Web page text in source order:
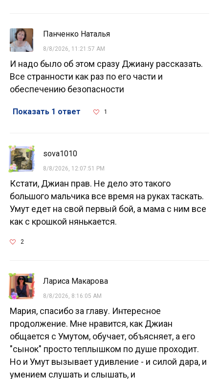
Панченко Наталья
8/8/2026, 11:21:57 AM
И надо было об этом сразу Джиану рассказать.
Все странности как раз по его части и
обеспечению безопасности
Показать 1 ответ 1
sova1010
8/8/2026, 12:07:51 PM
Кстати, Джиан прав. Не дело это такого
большого мальчика все время на руках таскать.
Умут едет на свой первый бой, а мама с ним все
как с крошкой нянькается.
2
Лариса Макарова
8/8/2026, 8:16:05 AM
Мария, спасибо за главу. Интересное
продолжение. Мне нравится, как Джиан
общается с Умутом, обучает, объясняет, а его
"сынок" просто теплышком по душе проходит.
Но и Умут вызывает удивление - и силой дара, и
умением слушать и слышать, и